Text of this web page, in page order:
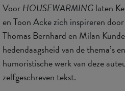
VoorHOUSEWARMINGlaten
en Toon Acke zich inspireren
Thomas Bernhard en Milan
hedendaagsheid van de thema’s
humoristische werk van deze
zelfgeschreven tekst.